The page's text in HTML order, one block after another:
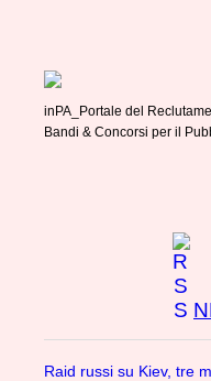
inPA_Portale del
Bandi & Concorsi per il
Raid russi su Kiev, tre